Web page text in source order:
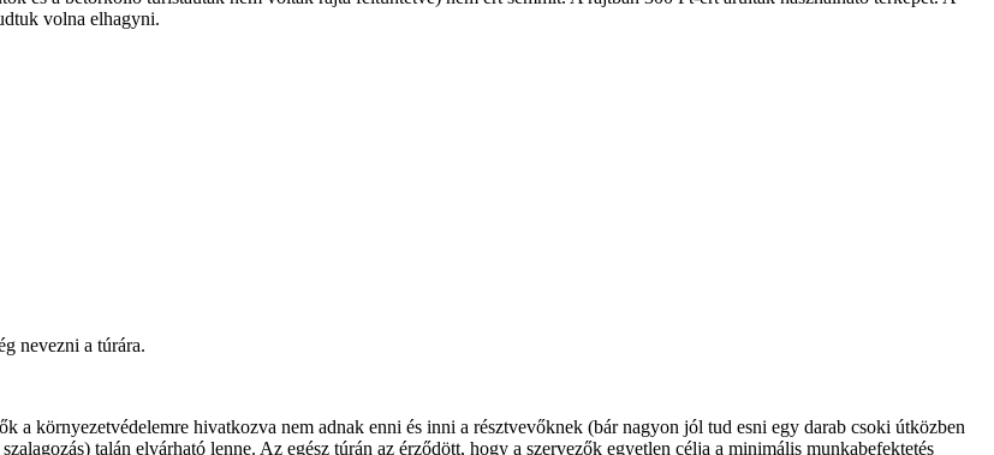
volna elhagyni.
nevezni a túrára.
a környezetvédelemre hivatkozva nem adnak enni és inni a résztvevőknek (bár nagyon jól tud esni egy darab csoki útközben
talán elvárható lenne. Az egész túrán az érződött, hogy a szervezők egyetlen célja a minimális munkabefektetés